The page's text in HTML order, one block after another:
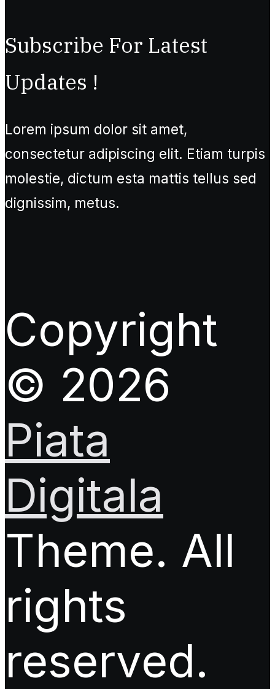
Subscribe For Latest
Updates !
Lorem ipsum dolor sit amet,
consectetur adipiscing elit. Etiam turpis
molestie, dictum esta mattis tellus sed
dignissim, metus.
Copyright
© 2026
Piata
Digitala
Theme. All
rights
reserved.